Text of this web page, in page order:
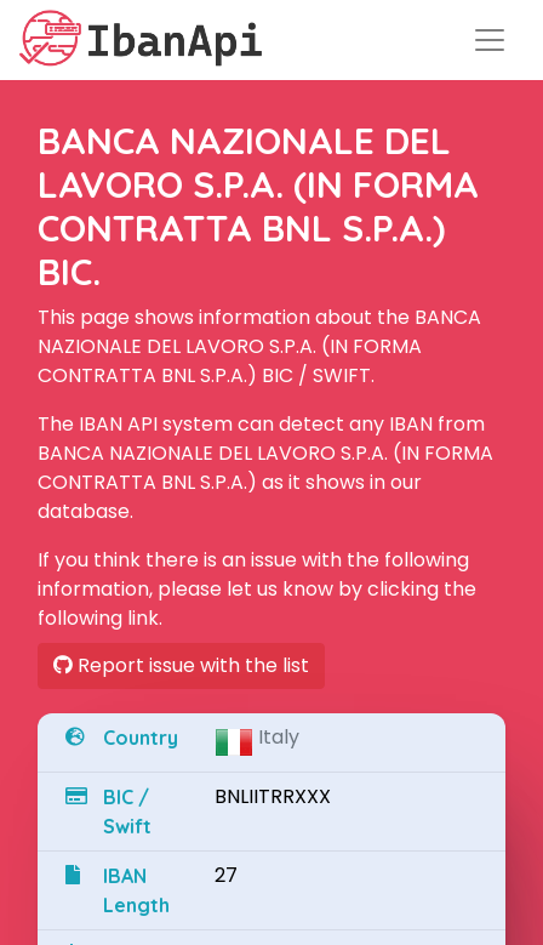
BANCA NAZIONALE DEL
LAVORO S.P.A. (IN FORMA
CONTRATTA BNL S.P.A.)
BIC.
This page shows information about the BANCA
NAZIONALE DEL LAVORO S.P.A. (IN FORMA
CONTRATTA BNL S.P.A.) BIC / SWIFT.
The IBAN API system can detect any IBAN from
BANCA NAZIONALE DEL LAVORO S.P.A. (IN FORMA
CONTRATTA BNL S.P.A.) as it shows in our
database.
If you think there is an issue with the following
information, please let us know by clicking the
following link.
Report issue with the list
Country Italy
BIC /
Swift
BNLIITRRXXX
IBAN
Length
27